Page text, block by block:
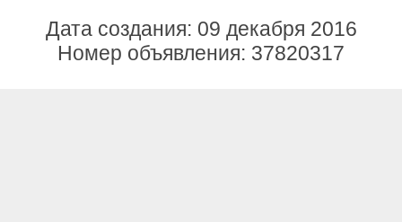
Дата создания: 09 декабря 2016
Номер объявления: 37820317